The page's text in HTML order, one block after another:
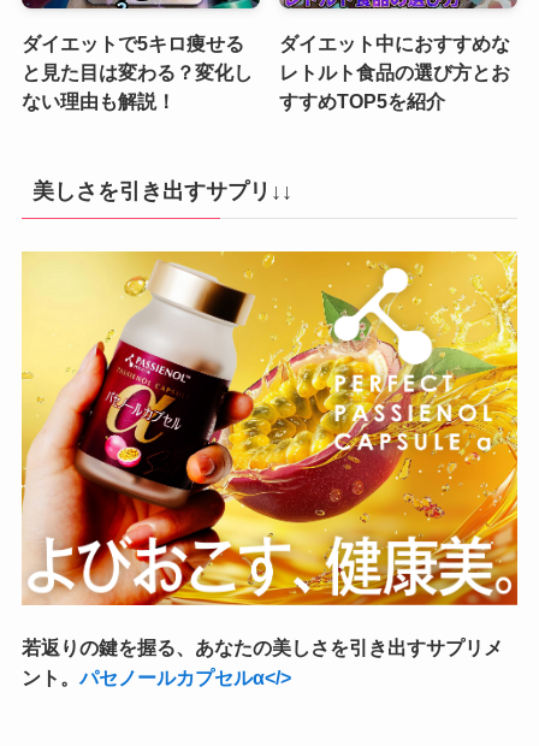
ダイエットで5キロ痩せる
と見た目は変わる？変化し
ない理由も解説！
ダイエット中におすすめな
レトルト食品の選び方とお
すすめTOP5を紹介
美しさを引き出すサプリ↓↓
若返りの鍵を握る、あなたの美しさを引き出すサプリメ
ント。パセノールカプセルα</>